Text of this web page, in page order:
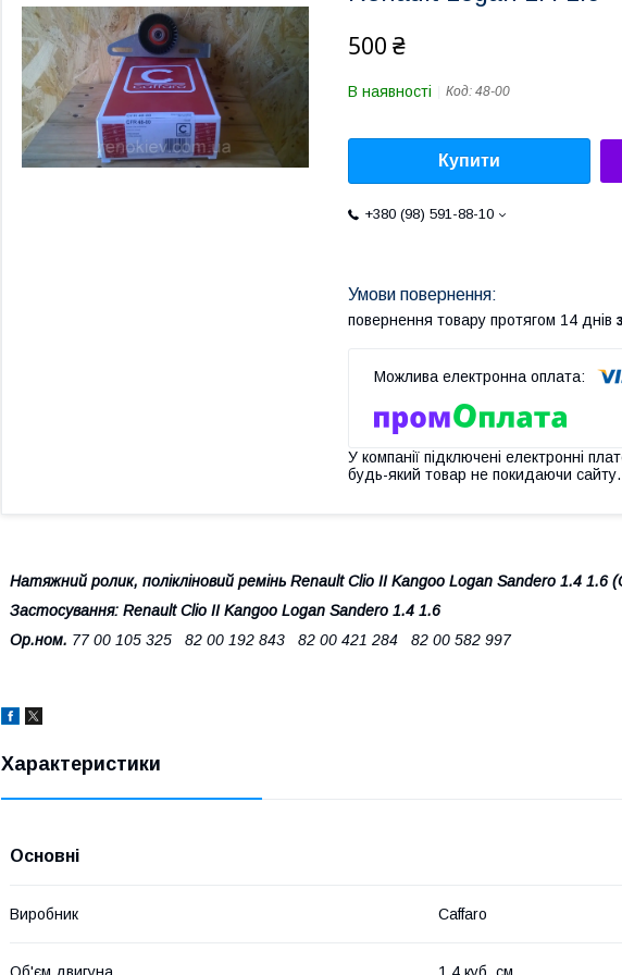
500 ₴
В наявності Код: 48-00
Купити
+380 (98) 591-88-10
повернення товару протягом 14 днів
У компанії підключені електронні
будь-який товар не покидаючи сайту.
Натяжний ролик, полікліновий ремінь Renault Clio II Kangoo Logan Sandero 1.4 1.6
Застосування: Renault Clio II Kangoo Logan Sandero 1.4 1.6
Ор.ном. 77 00 105 325 82 00 192 843 82 00 421 284 82 00 582 997
Характеристики
Основні
Виробник Caffaro
Об'єм двигуна 1.4 куб. см